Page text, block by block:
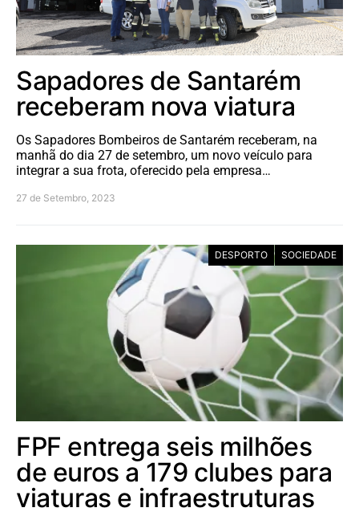
Sapadores de Santarém
receberam nova viatura
Os Sapadores Bombeiros de Santarém receberam, na
manhã do dia 27 de setembro, um novo veículo para
integrar a sua frota, oferecido pela empresa…
27 de Setembro, 2023
DESPORTO SOCIEDADE
FPF entrega seis milhões
de euros a 179 clubes para
viaturas e infraestruturas